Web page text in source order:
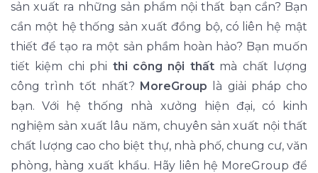
sản xuất ra những sản phẩm nội thất bạn cần? Bạn
cần một hệ thống sản xuất đồng bộ, có liên hệ mật
thiết để tạo ra một sản phầm hoàn hảo? Bạn muốn
tiết kiệm chi phi thi công nội thấtmà chất lượng
công trình tốt nhất? MoreGroup là giải pháp cho
bạn. Với hệ thống nhà xưởng hiện đại, có kinh
nghiệm sản xuất lâu năm, chuyên sản xuất nội thất
chất lượng cao cho biệt thự, nhà phố, chung cư, văn
phòng, hàng xuất khẩu. Hãy liên hệ MoreGroup để